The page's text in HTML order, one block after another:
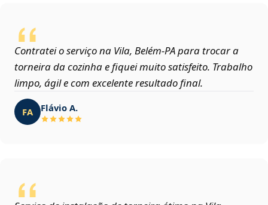
Contratei o serviço na Vila, Belém‑PA para trocar a
torneira da cozinha e fiquei muito satisfeito. Trabalho
limpo, ágil e com excelente resultado final.
FA Flávio A.